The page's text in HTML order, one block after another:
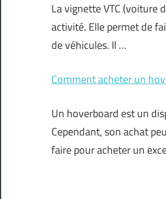
La vignette VTC (voiture
activité. Elle permet de
de véhicules. Il …
Comment acheter un
Un hoverboard est un
Cependant, son achat
faire pour acheter un